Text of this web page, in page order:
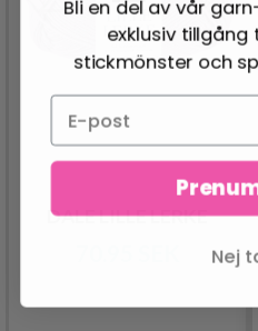
DALE LILLE LERKE
Bli en del av vår
exklusiv tillgång
stickmönster och
Nej